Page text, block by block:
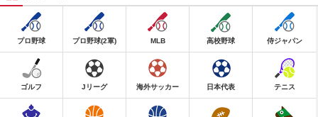
プロ野球 プロ野球(2軍) MLB 高校野球 侍ジャパン
ゴルフ Jリーグ 海外サッカー 日本代表 テニス